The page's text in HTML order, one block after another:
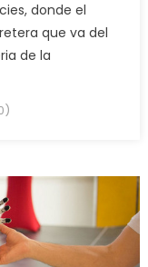
donde el
que va del
de la